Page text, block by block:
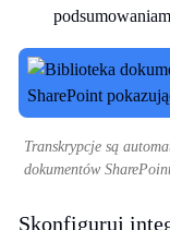
Transkrypcje są
dokumentów
Skonfiguruj